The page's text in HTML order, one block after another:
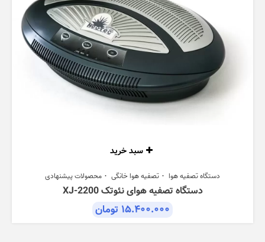
سبد خرید
دستگاه تصفیه هوا تصفیه هوا خانگی محصولات پیشنهادی
دستگاه تصفیه هوای نئوتک XJ-2200
۱۵.۴۰۰.۰۰۰ تومان